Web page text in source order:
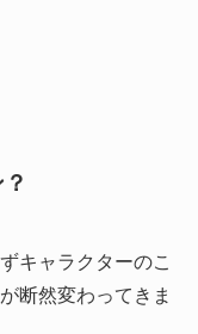
キャラクターのこ
断然変わってきま